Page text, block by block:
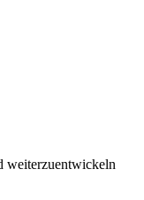
weiterzuentwickeln